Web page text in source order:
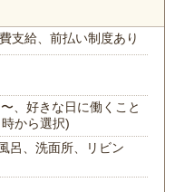
費支給、前払い制度あり
、好きな日に働くこと
から選択)
呂、洗面所、リビン